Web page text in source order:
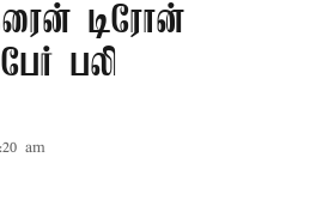
டிரோன்
பலி
am